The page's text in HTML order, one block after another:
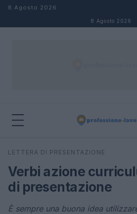
Salta al contenuto
8 Agosto 2026
8 Agosto 2026
Cerca
LETTERA DI PRESENTAZIONE
Verbi azione
di presentazione
È sempre una buona idea